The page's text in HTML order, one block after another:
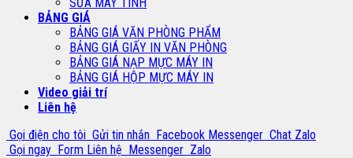
BẢNG GIÁ
BẢNG GIÁ VĂN PHÒNG PHẨM
BẢNG GIÁ GIẤY IN VĂN PHÒNG
BẢNG GIÁ NẠP MỰC MÁY IN
BẢNG GIÁ HỘP MỰC MÁY IN
Video giải trí
Liên hệ
Gọi điện cho tôi Gửi tin nhắn Facebook Messenger Chat Zalo
Gọi ngay Form Liên hệ Messenger Zalo